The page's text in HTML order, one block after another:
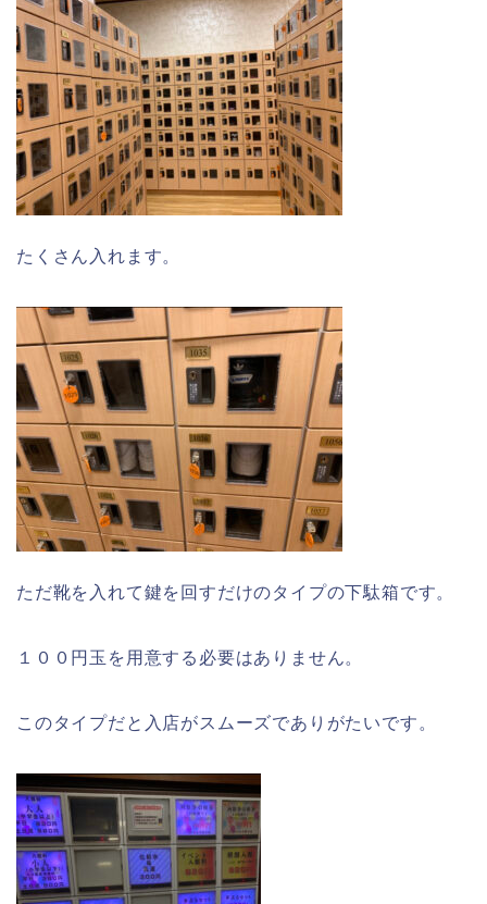
たくさん入れます。
ただ靴を入れて鍵を回すだけのタイプの下駄箱です。
１００円玉を用意する必要はありません。
このタイプだと入店がスムーズでありがたいです。